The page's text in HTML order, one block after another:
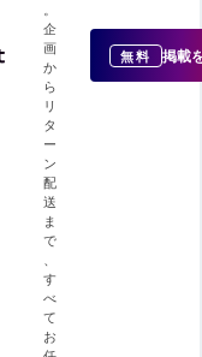
企
画
か
ら
リ
タ
ー
ン
配
送
ま
で
す
べ
て
お
無料 掲載